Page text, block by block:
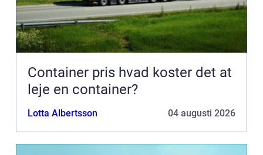
Container pris hvad koster det at
leje en container?
Lotta Albertsson 04 augusti 2026